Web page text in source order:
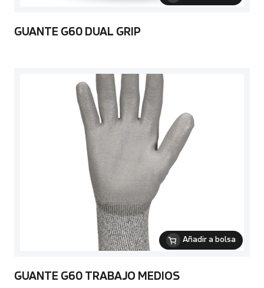
GUANTE G60 DUAL GRIP
Añadir a bolsa
GUANTE G60 TRABAJO MEDIOS